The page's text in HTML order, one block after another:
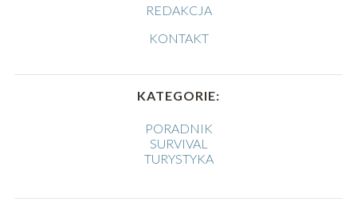
REDAKCJA
KONTAKT
KATEGORIE:
PORADNIK
SURVIVAL
TURYSTYKA